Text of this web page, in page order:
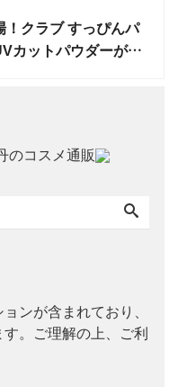
クラブ すっぴんパ
カットパウダーが数
ンが含まれており、
。ご理解の上、ご利